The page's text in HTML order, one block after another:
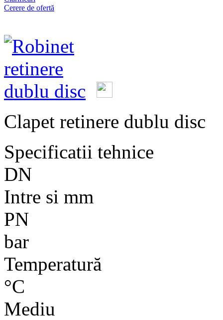
Cerere de ofertă
Clapet retinere dublu disc
Specificatii tehnice
DN
Intre si mm
PN
bar
Temperatură
°C
Mediu